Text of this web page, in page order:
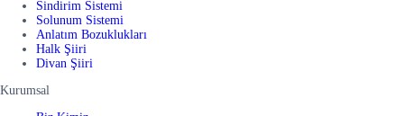
Sindirim Sistemi
Solunum Sistemi
Anlatım Bozuklukları
Halk Şiiri
Divan Şiiri
Kurumsal